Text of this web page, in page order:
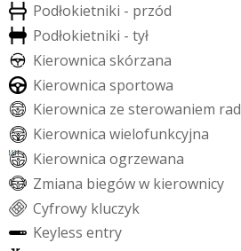
Podłokietniki - przód
Podłokietniki - tył
Kierownica skórzana
Kierownica sportowa
Kierownica ze sterowaniem rad
Kierownica wielofunkcyjna
Kierownica ogrzewana
Zmiana biegóww kierownicy
Cyfrowy kluczyk
Keyless entry